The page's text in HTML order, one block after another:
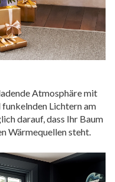
Atmosphäre mit
funkelnden Lichtern am
darauf, dass Ihr Baum
Wärmequellen steht.